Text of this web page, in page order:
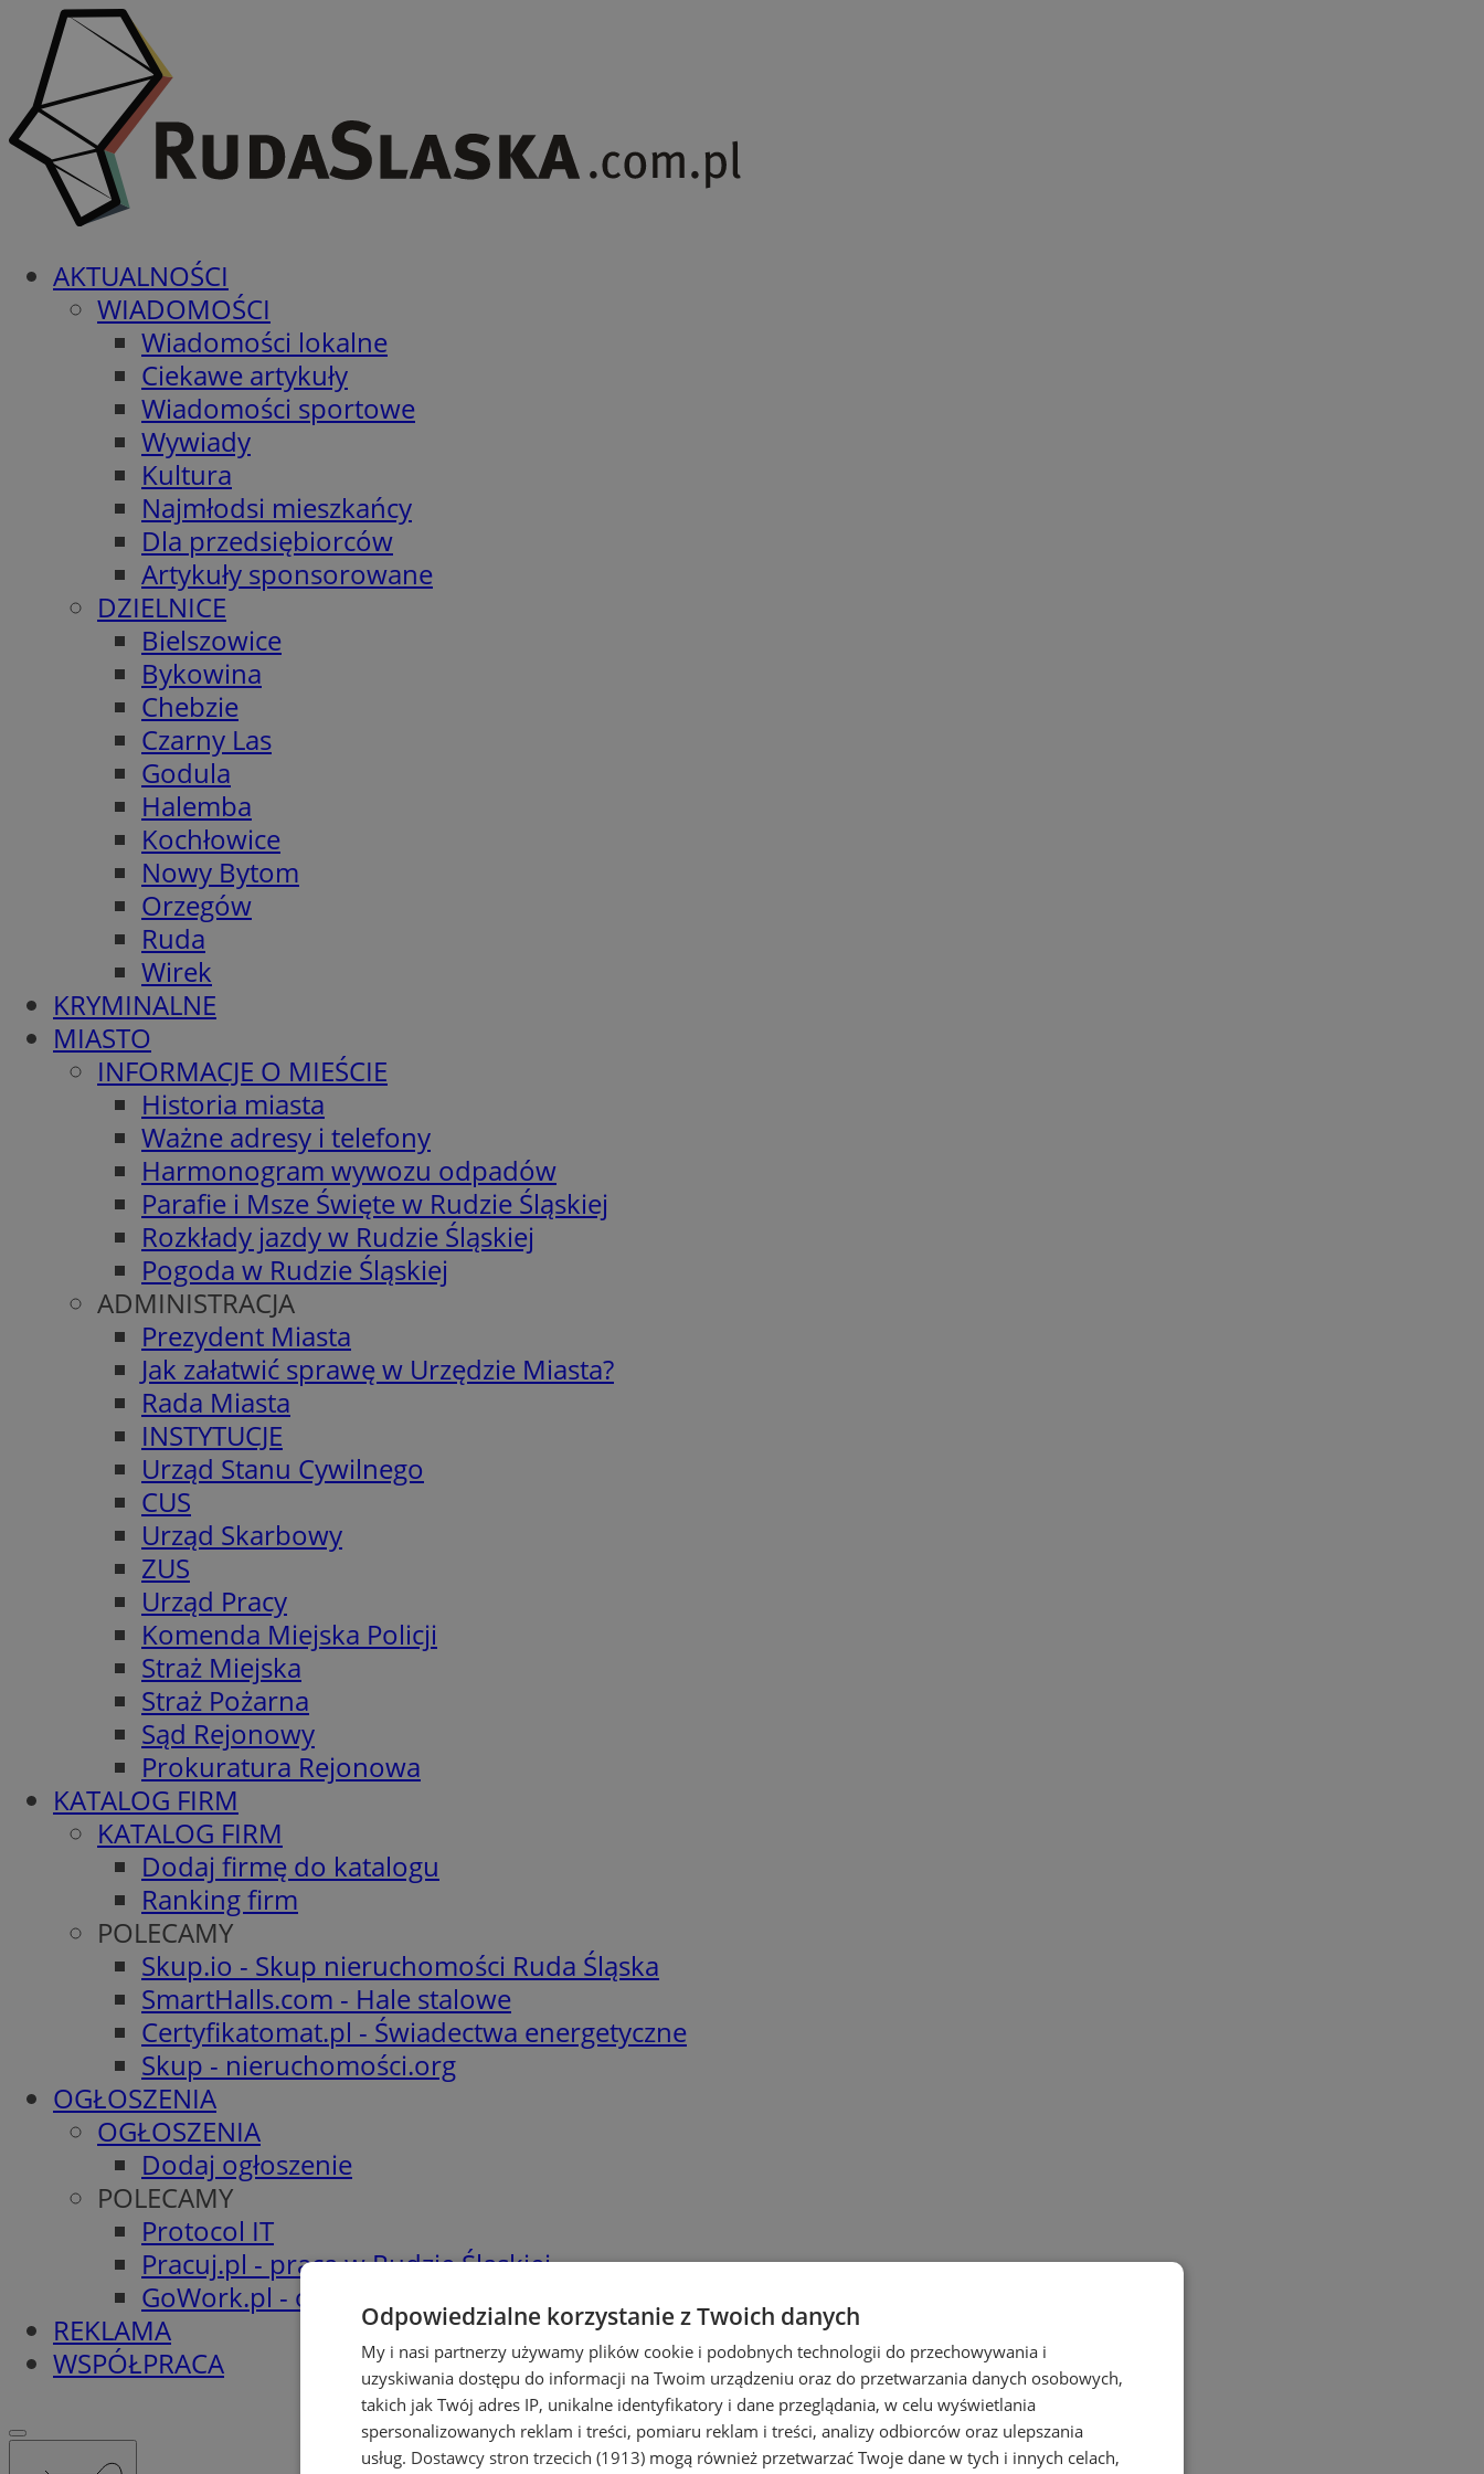
AKTUALNOŚCI
WIADOMOŚCI
Wiadomości lokalne
Ciekawe artykuły
Wiadomości sportowe
Wywiady
Kultura
Najmłodsi mieszkańcy
Dla przedsiębiorców
Artykuły sponsorowane
DZIELNICE
Bielszowice
Bykowina
Chebzie
Czarny Las
Godula
Halemba
Kochłowice
Nowy Bytom
Orzegów
Ruda
Wirek
KRYMINALNE
MIASTO
INFORMACJE O MIEŚCIE
Historia miasta
Ważne adresy i telefony
Harmonogram wywozu odpadów
Parafie i Msze Święte w Rudzie Śląskiej
Rozkłady jazdy w Rudzie Śląskiej
Pogoda w Rudzie Śląskiej
ADMINISTRACJA
Prezydent Miasta
Jak załatwić sprawę w Urzędzie Miasta?
Rada Miasta
INSTYTUCJE
Urząd Stanu Cywilnego
CUS
Urząd Skarbowy
ZUS
Urząd Pracy
Komenda Miejska Policji
Straż Miejska
Straż Pożarna
Sąd Rejonowy
Prokuratura Rejonowa
KATALOG FIRM
KATALOG FIRM
Dodaj firmę do katalogu
Ranking firm
POLECAMY
Skup.io - Skup nieruchomości Ruda Śląska
SmartHalls.com - Hale stalowe
Certyfikatomat.pl - Świadectwa energetyczne
Skup - nieruchomości.org
OGŁOSZENIA
OGŁOSZENIA
Dodaj ogłoszenie
POLECAMY
Protocol IT
Pracuj.pl - praca w Rudzie Śląskiej
GoWork.pl - oferty pracy
REKLAMA
WSPÓŁPRACA
Odpowiedzialne korzystanie z Twoich danych
My i nasi partnerzy używamy plików cookie i podobnych technologii do przechowywania i
uzyskiwania dostępu do informacji na Twoim urządzeniu oraz do przetwarzania danych osobowych,
takich jak Twój adres IP, unikalne identyfikatory i dane przeglądania, w celu wyświetlania
spersonalizowanych reklam i treści, pomiaru reklam i treści, analizy odbiorców oraz ulepszania
usług. Dostawcy stron trzecich (1913) mogą również przetwarzać Twoje dane w tych i innych celach,